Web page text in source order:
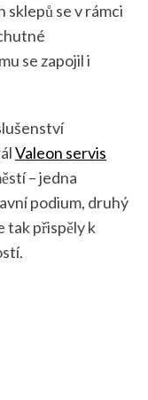
se v rámci
se zapojil i
Valeon servis
– jedna
podium, druhý
tak přispěly k